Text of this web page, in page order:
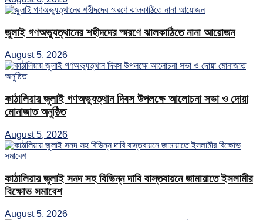
জুলাই গণঅভ্যুত্থানের শহীদদের স্মরণে ঝালকাঠিতে নানা আয়োজন
August 5, 2026
কাঠালিয়ায় জুলাই গণঅভ্যুত্থান দিবস উপলক্ষে আলোচনা সভা ও দোয়া
মোনাজাত অনুষ্ঠিত
August 5, 2026
কাঠালিয়ায় জুলাই সনদ সহ বিভিন্ন দাবি বাস্তবায়নে জামায়াতে ইসলামীর
বিক্ষোভ সমাবেশ
August 5, 2026